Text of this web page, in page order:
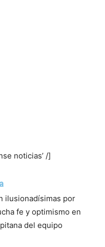
noticias’ /]
ilusionadísimas por
fe y optimismo en
del equipo